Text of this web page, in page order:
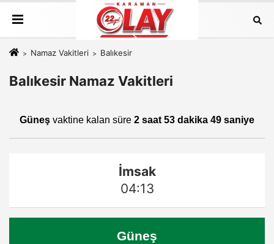
Namaz Vakitleri Balıkesir
Balıkesir Namaz Vakitleri
Güneş vaktine kalan süre 2 saat 53 dakika 49 saniye
İmsak
04:13
Güneş